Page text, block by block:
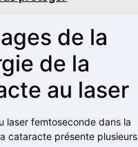
de la
de la
au laser
laser femtoseconde dans la
cataracte présente plusieurs